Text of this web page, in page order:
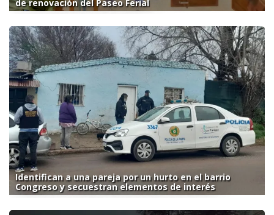
de renovación del Paseo Ferial
Identifican a una pareja por un hurto en el barrio
Congreso y secuestran elementos de interés